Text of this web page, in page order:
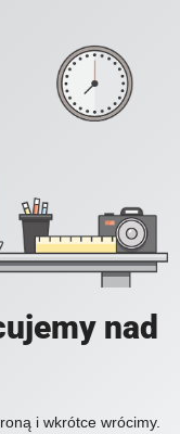
nad
i wkrótce wrócimy.